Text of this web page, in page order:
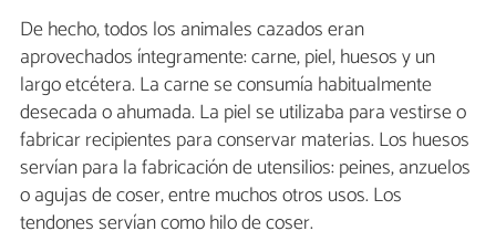
De hecho, todos los animales cazados eran
aprovechados íntegramente: carne, piel, huesos y un
largo etcétera. La carne se consumía habitualmente
desecada o ahumada. La piel se utilizaba para vestirse o
fabricar recipientes para conservar materias. Los huesos
servían para la fabricación de utensilios: peines, anzuelos
o agujas de coser, entre muchos otros usos. Los
tendones servían como hilo de coser.